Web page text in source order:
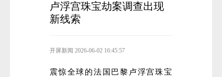
卢浮宫珠宝劫案调查出现
新线索
开屏新闻 2026-06-02 16:45:57
震惊全球的法国巴黎卢浮宫珠宝